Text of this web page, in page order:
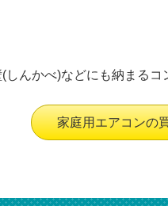
んかべ)などにも納まるコ
家庭用エアコンの